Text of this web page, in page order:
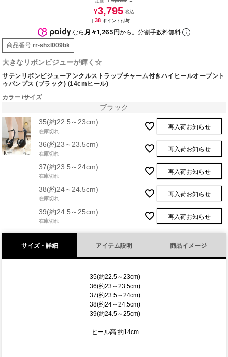
¥3,795
[ 38 ポイント付与 ]
なら 月々1,265円から。分割手数料無料
商品番号 rr-shxl009bk
大きなリボンビジューが輝く☆
サテンリボンビジューアンクルストラップチャーム付きハイヒールオープント
ゥパンプス (ブラック) (14cmヒール)
カラー サイズ
ブラック
35(約22.5～23cm)
在庫切れ
再入荷お知らせ
36(約23～23.5cm)
在庫切れ
再入荷お知らせ
37(約23.5～24cm)
在庫切れ
再入荷お知らせ
38(約24～24.5cm)
在庫切れ
再入荷お知らせ
39(約24.5～25cm)
在庫切れ
再入荷お知らせ
サイズ・詳細 アイテム説明 商品イメージ
35(約22.5～23cm)
36(約23～23.5cm)
37(約23.5～24cm)
38(約24～24.5cm)
39(約24.5～25cm)
ヒール高:約14cm